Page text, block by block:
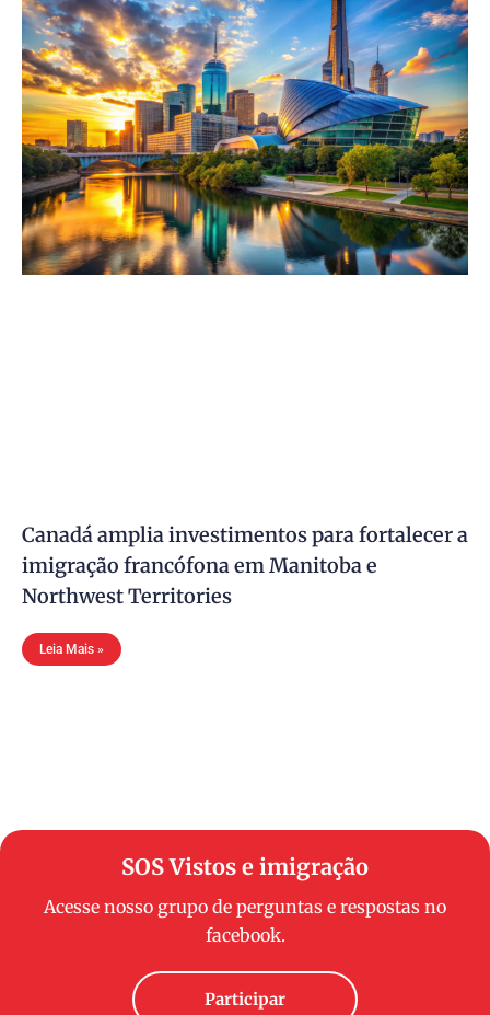
Canadá amplia investimentos para fortalecer a
imigração francófona em Manitoba e
Northwest Territories
Leia Mais »
SOS Vistos e imigração
Acesse nosso grupo de perguntas e respostas no
facebook.
Participar